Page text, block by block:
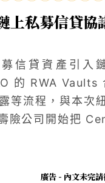
私募信貸協
信貸資產引入
的 RWA Vaults
等流程，與本
險公司開始把
廣告 - 內文未完